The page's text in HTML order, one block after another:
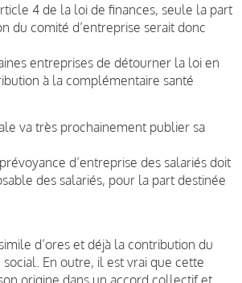
4 de la loi de finances, seule la part
du comité d’entreprise serait donc
entreprises de détourner la loi en
à la complémentaire santé
va très prochainement publier sa
d’entreprise des salariés doit
des salariés, pour la part destinée
d’ores et déjà la contribution du
En outre, il est vrai que cette
origine dans un accord collectif et